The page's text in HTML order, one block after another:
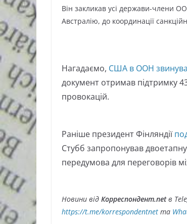
Він закликав усі держави-члени
Австралію, до координації
Нагадаємо, США в ООН
документ отримав підтримку
провокацій.
Раніше президент Фінляндії
Стубб запропонував
передумова для переговорів
Новини від Корреспондент.netв
https://t.me/korrespondentnet та